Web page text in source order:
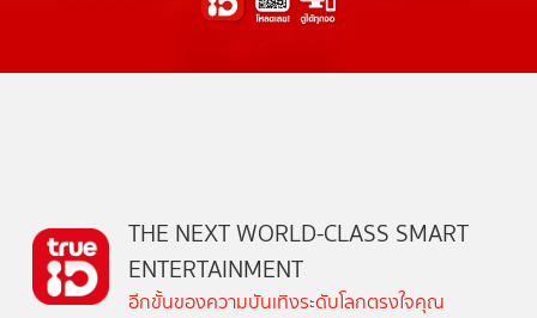
THE NEXT WORLD-CLASS SMART
ENTERTAINMENT
อีกขั้นของความบันเทิงระดับโลกตรงใจคุณ